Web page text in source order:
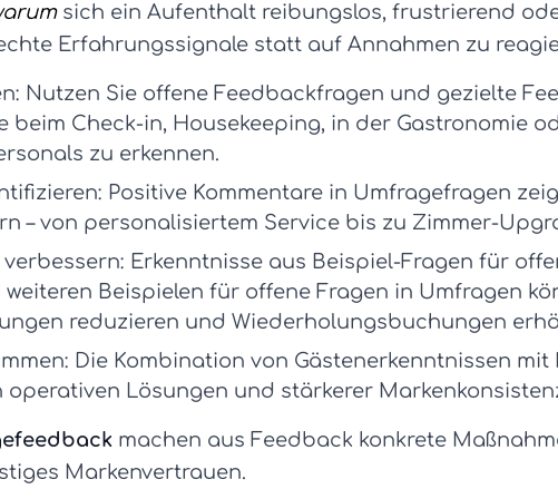
sich ein Aufenthalt reibungslos, frustrierend
Erfahrungssignale statt auf Annahmen zu
Nutzen Sie offene Feedbackfragen und gezielte
beim Check-in, Housekeeping, in der Gastronomie
zu erkennen.
Positive Kommentare in Umfragefragen
– von personalisiertem Service bis zu Zimmer-
Erkenntnisse aus Beispiel-Fragen für
weiteren Beispielen für offene Fragen in Umfragen
reduzieren und Wiederholungsbuchungen
Die Kombination von Gästenerkenntnissen mit
Lösungen und stärkerer
machen aus Feedback konkrete
Markenvertrauen.